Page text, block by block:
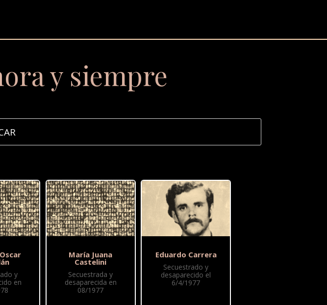
y siempre
y
en
María Juana
Castelini
Secuestrada y
desaparecida en
08/1977
Eduardo Carrera
Secuestrado y
desaparecido el
6/4/1977